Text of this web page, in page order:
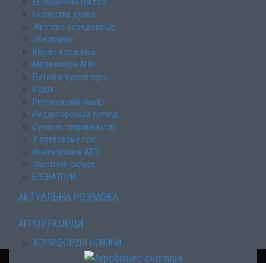
Експертна думка
Життєве середовище
Зберігання
Кермо керівника
Механізація АПК
Питання бухгалтерії
Подія
Регіональний вимір
Редакторський погляд
Сучасне тваринництво
У правовому полі
Фінансування АПК
Заготівля силосу
ЕЛЕВАТОРИ
АКТУАЛЬНА РОЗМОВА
АГРОРЕКОРДИ
АГРОРЕКОРДИ НОВИНИ